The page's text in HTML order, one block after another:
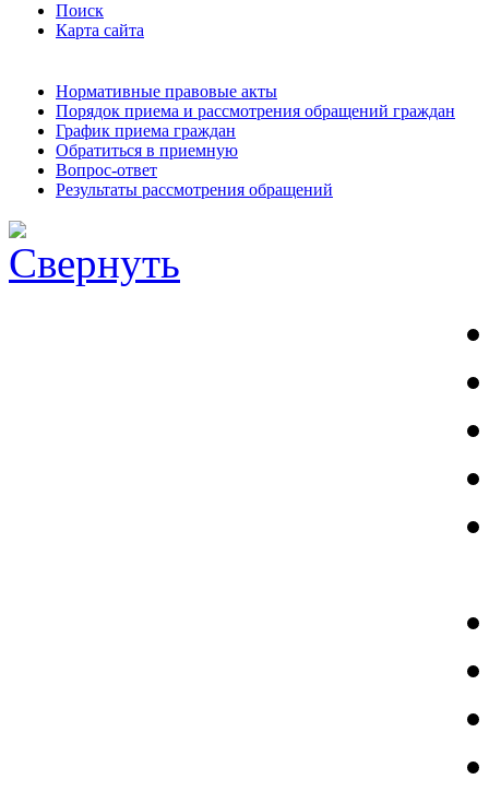
Поиск
Карта сайта
Нормативные правовые акты
Порядок приема и рассмотрения обращений граждан
График приема граждан
Обратиться в приемную
Вопрос-ответ
Результаты рассмотрения обращений